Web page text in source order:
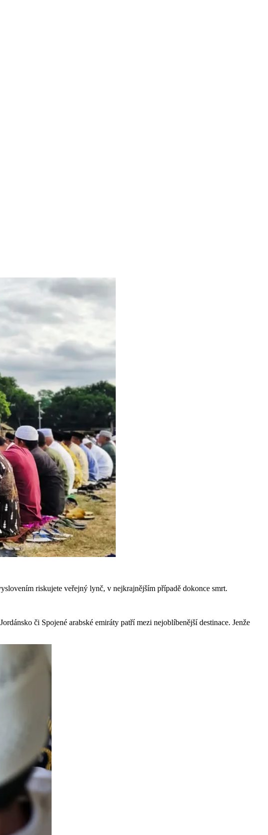
riskujete veřejný lynč, v nejkrajnějším případě dokonce smrt.
či Spojené arabské emiráty patří mezi nejoblíbenější destinace. Jenže